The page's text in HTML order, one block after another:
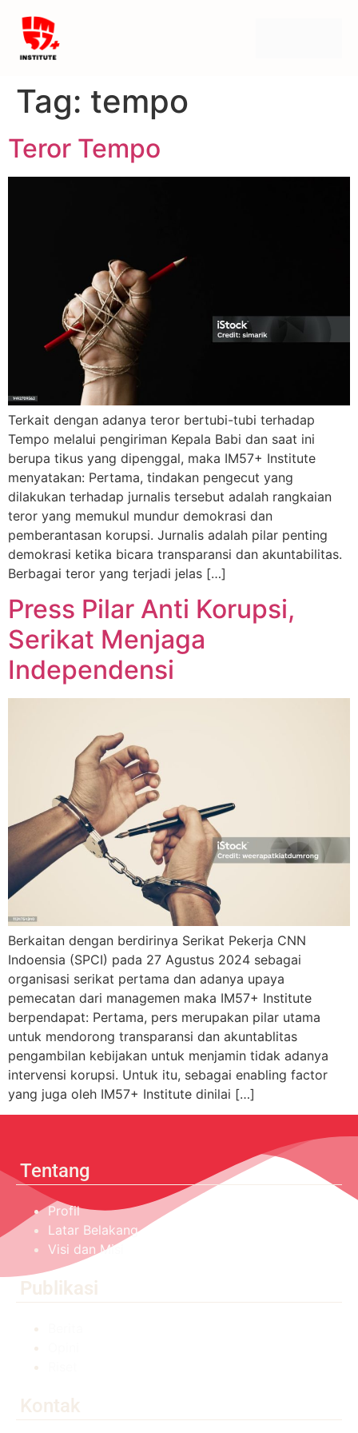
Tag: tempo
Teror Tempo
Terkait dengan adanya teror bertubi-tubi terhadap
Tempo melalui pengiriman Kepala Babi dan saat ini
berupa tikus yang dipenggal, maka IM57+ Institute
menyatakan: Pertama, tindakan pengecut yang
dilakukan terhadap jurnalis tersebut adalah rangkaian
teror yang memukul mundur demokrasi dan
pemberantasan korupsi. Jurnalis adalah pilar penting
demokrasi ketika bicara transparansi dan akuntabilitas.
Berbagai teror yang terjadi jelas […]
Press Pilar Anti Korupsi,
Serikat Menjaga
Independensi
Berkaitan dengan berdirinya Serikat Pekerja CNN
Indoensia (SPCI) pada 27 Agustus 2024 sebagai
organisasi serikat pertama dan adanya upaya
pemecatan dari managemen maka IM57+ Institute
berpendapat: Pertama, pers merupakan pilar utama
untuk mendorong transparansi dan akuntablitas
pengambilan kebijakan untuk menjamin tidak adanya
intervensi korupsi. Untuk itu, sebagai enabling factor
yang juga oleh IM57+ Institute dinilai […]
Tentang
Profil
Latar Belakang
Visi dan Misi
Publikasi
Kontak